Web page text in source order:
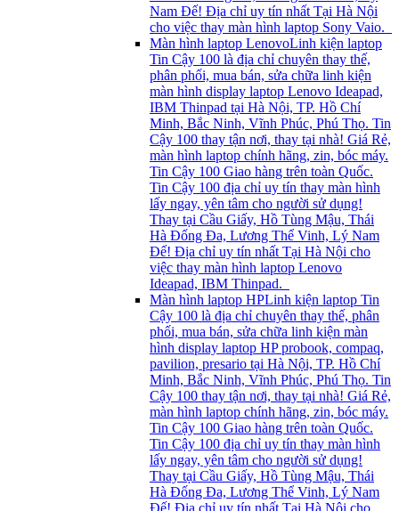
Nam Đế! Địa chỉ uy tín nhất Tại Hà Nội
cho việc thay màn hình laptop Sony Vaio.
Màn hình laptop LenovoLinh kiện laptop
Tin Cậy 100 là địa chỉ chuyên thay thế,
phân phối, mua bán, sửa chữa linh kiện
màn hình display laptop Lenovo Ideapad,
IBM Thinpad tại Hà Nội, TP. Hồ Chí
Minh, Bắc Ninh, Vĩnh Phúc, Phú Thọ. Tin
Cậy 100 thay tận nơi, thay tại nhà! Giá Rẻ,
màn hình laptop chính hãng, zin, bóc máy.
Tin Cậy 100 Giao hàng trên toàn Quốc.
Tin Cậy 100 địa chỉ uy tín thay màn hình
lấy ngay, yên tâm cho người sử dụng!
Thay tại Cầu Giấy, Hồ Tùng Mậu, Thái
Hà Đống Đa, Lương Thể Vinh, Lý Nam
Đế! Địa chỉ uy tín nhất Tại Hà Nội cho
việc thay màn hình laptop Lenovo
Ideapad, IBM Thinpad.
Màn hình laptop HPLinh kiện laptop Tin
Cậy 100 là địa chỉ chuyên thay thế, phân
phối, mua bán, sửa chữa linh kiện màn
hình display laptop HP probook, compaq,
pavilion, presario tại Hà Nội, TP. Hồ Chí
Minh, Bắc Ninh, Vĩnh Phúc, Phú Thọ. Tin
Cậy 100 thay tận nơi, thay tại nhà! Giá Rẻ,
màn hình laptop chính hãng, zin, bóc máy.
Tin Cậy 100 Giao hàng trên toàn Quốc.
Tin Cậy 100 địa chỉ uy tín thay màn hình
lấy ngay, yên tâm cho người sử dụng!
Thay tại Cầu Giấy, Hồ Tùng Mậu, Thái
Hà Đống Đa, Lương Thể Vinh, Lý Nam
Đế! Địa chỉ uy tín nhất Tại Hà Nội cho